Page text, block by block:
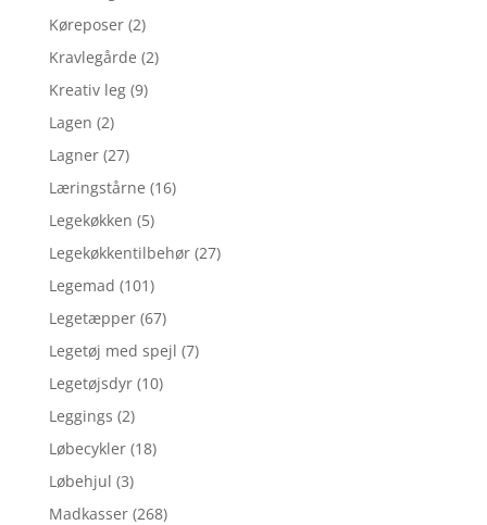
Køreposer (2)
Kravlegårde (2)
Kreativ leg (9)
Lagen (2)
Lagner (27)
Læringstårne (16)
Legekøkken (5)
Legekøkkentilbehør (27)
Legemad (101)
Legetæpper (67)
Legetøj med spejl (7)
Legetøjsdyr (10)
Leggings (2)
Løbecykler (18)
Løbehjul (3)
Madkasser (268)